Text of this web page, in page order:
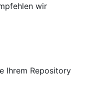
wir
Ihrem Repository